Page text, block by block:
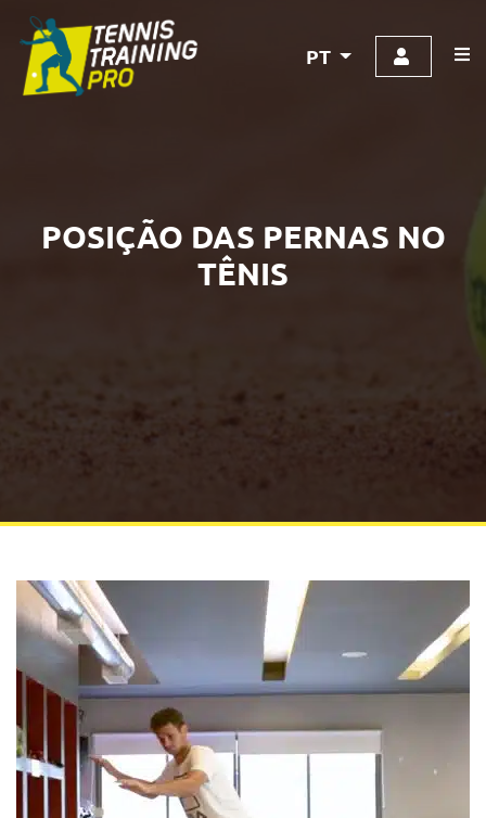
PT
POSIÇÃO DAS PERNAS NO
TÊNIS